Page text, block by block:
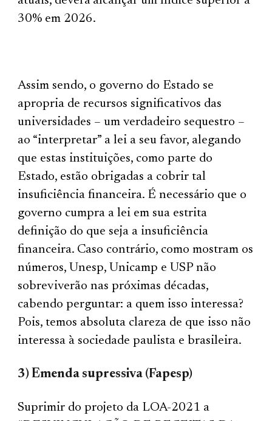
30% em 2026.
Assim sendo, o governo do Estado se
apropria de recursos significativos das
universidades – um verdadeiro sequestro –
ao “interpretar” a lei a seu favor, alegando
que estas instituições, como parte do
Estado, estão obrigadas a cobrir tal
insuficiência financeira. É necessário que o
governo cumpra a lei em sua estrita
definição do que seja a insuficiência
financeira. Caso contrário, como mostram os
números, Unesp, Unicamp e USP não
sobreviverão nas próximas décadas,
cabendo perguntar: a quem isso interessa?
Pois, temos absoluta clareza de que isso não
interessa à sociedade paulista e brasileira.
3) Emenda supressiva (Fapesp)
Suprimir do projeto da LOA-2021 a